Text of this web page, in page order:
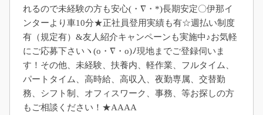
れるので未経験の方も安心(・∇・*)長期安定〇伊那イ
ンターより車10分★正社員登用実績も有☆週払い制度
有（規定有）&友人紹介キャンペーンも実施中♪お気軽
にご応募下さいヽ(o・∇・o)ﾉ現地までご登録伺いま
す！その他、未経験、扶養内、軽作業、フルタイム、
パートタイム、高時給、高収入、夜勤専属、交替勤
務、シフト制、オフィスワーク、事務、等お探しの方
もご相談ください！★AAAA